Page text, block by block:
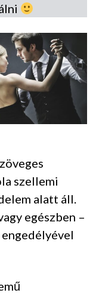
szellemi
alatt áll.
egészben –